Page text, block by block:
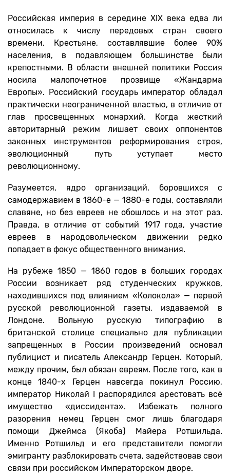
Российская империя в середине XIX века едва ли
относилась к числу передовых стран своего
времени. Крестьяне, составлявшие более 90%
населения, в подавляющем большинстве были
крепостными. В области внешней политики Россия
носила малопочетное прозвище «Жандарма
Европы». Российский государь император обладал
практически неограниченной властью, в отличие от
глав просвещенных монархий. Когда жесткий
авторитарный режим лишает своих оппонентов
законных инструментов реформирования строя,
эволюционный путь уступает место
революционному.
Разумеется, ядро организаций, боровшихся с
самодержавием в 1860-е — 1880-е годы, составляли
славяне, но без евреев не обошлось и на этот раз.
Правда, в отличие от событий 1917 года, участие
евреев в народовольческом движении редко
попадает в фокус общественного внимания.
На рубеже 1850 — 1860 годов в больших городах
России возникает ряд студенческих кружков,
находившихся под влиянием «Колокола» — первой
русской революционной газеты, издаваемой в
Лондоне. Вольную русскую типографию в
британской столице специально для публикации
запрещенных в России произведений основал
публицист и писатель Александр Герцен. Который,
между прочим, был обязан евреям. После того, как в
конце 1840-х Герцен навсегда покинул Россию,
император Николай I распорядился арестовать всё
имущество «диссидента». Избежать полного
разорения немец Герцен смог лишь благодаря
помощи Джеймса (Якоба) Майера Ротшильда.
Именно Ротшильд и его представители помогли
эмигранту разблокировать счета, задействовав свои
связи при российском Императорском дворе.